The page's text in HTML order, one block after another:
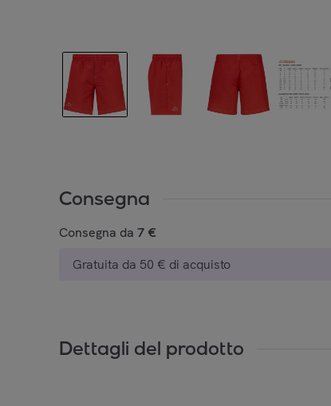
Consegna
Consegna da 7 €
Gratuita da 50 € di acquisto
Dettagli del prodotto